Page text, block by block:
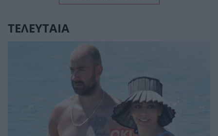
ΤΕΛΕΥΤΑΙΑ